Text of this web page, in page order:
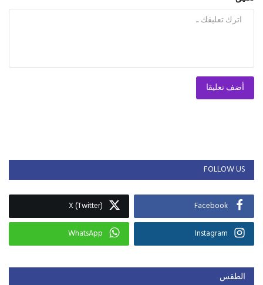
أضف تعليقا
FOLLOW US
Facebook
X (Twitter)
Instagram
WhatsApp
الطقس